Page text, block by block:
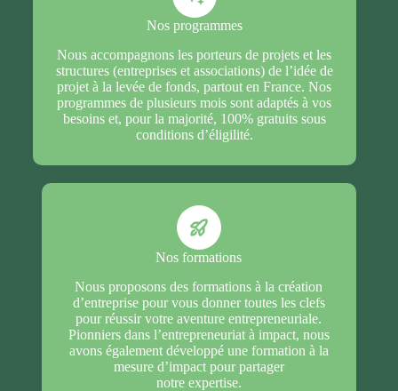
Nos programmes
Nous accompagnons les porteurs de projets et les
structures (entreprises et associations) de l’idée de
projet à la levée de fonds, partout en France. Nos
programmes de plusieurs mois sont adaptés à vos
besoins et, pour la majorité, 100% gratuits sous
conditions d’éligilité.
Nos formations
Nous proposons des formations à la création
d’entreprise pour vous donner toutes les clefs
pour réussir votre aventure entrepreneuriale.
Pionniers dans l’entrepreneuriat à impact, nous
avons également développé une formation à la
mesure d’impact pour partager
notre expertise.